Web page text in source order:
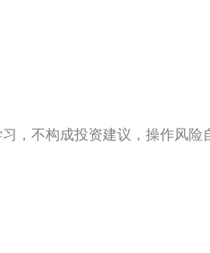
，不构成投资建议，操作风险